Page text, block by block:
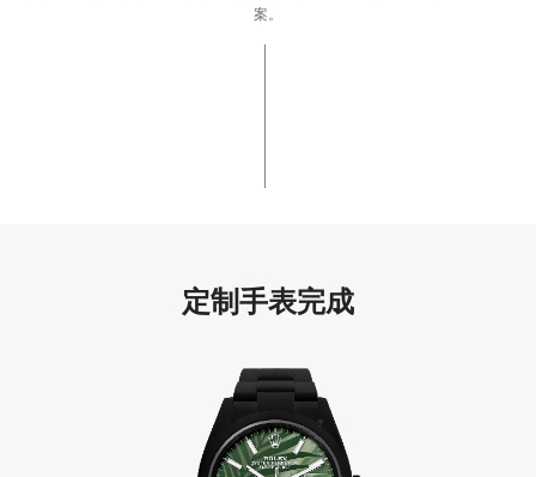
案。
定制手表完成